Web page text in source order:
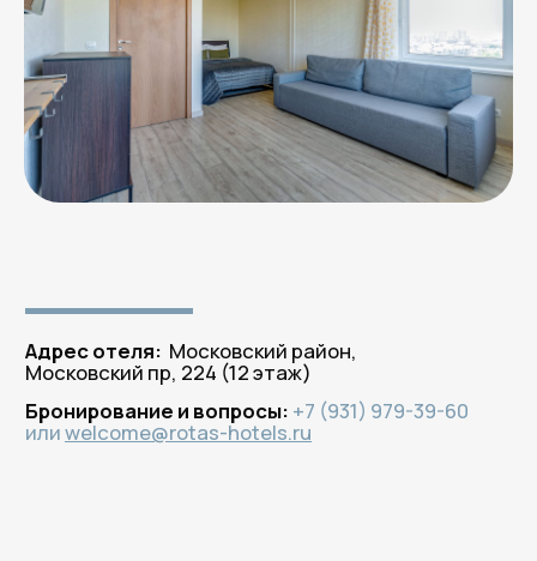
Московский пр, 224 (12 этаж)
Бронирование и вопросы:+7 (931) 979-39-60
илиwelcome@rotas-hotels.ru